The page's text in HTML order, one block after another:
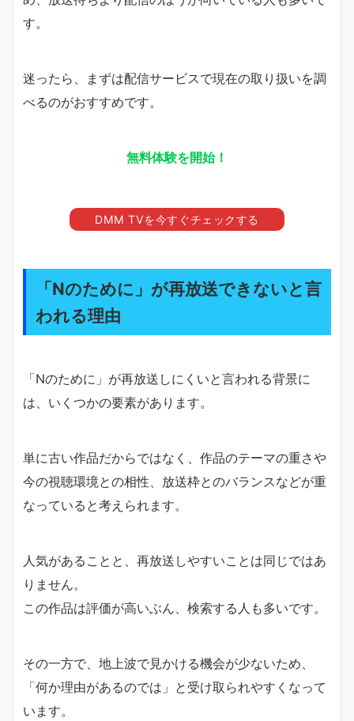
す。
迷ったら、まずは配信サービスで現在の取り扱いを調
べるのがおすすめです。
無料体験を開始！
DMM TVを今すぐチェックする
「Nのために」が再放送できないと言
われる理由
「Nのために」が再放送しにくいと言われる背景に
は、いくつかの要素があります。
単に古い作品だからではなく、作品のテーマの重さや
今の視聴環境との相性、放送枠とのバランスなどが重
なっていると考えられます。
人気があることと、再放送しやすいことは同じではあ
りません。
この作品は評価が高いぶん、検索する人も多いです。
その一方で、地上波で見かける機会が少ないため、
「何か理由があるのでは」と受け取られやすくなって
います。